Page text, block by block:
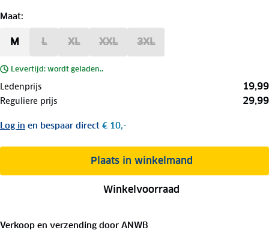
Maat:
M L XL XXL 3XL
Levertijd: wordt geladen..
Ledenprijs 19,99
Reguliere prijs 29,99
Log in en bespaar direct € 10,-
Plaats in winkelmand
Winkelvoorraad
Verkoop en verzending door ANWB